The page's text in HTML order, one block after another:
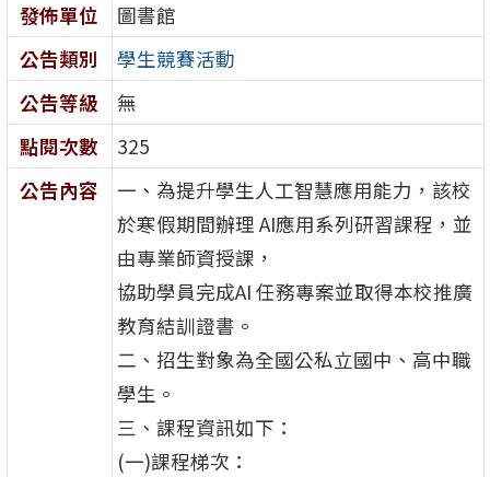
發佈單位
圖書館
公告類別
學生競賽活動
公告等級
無
點閱次數
325
公告內容
一、為提升學生人工智慧應用能力，該校
於寒假期間辦理 AI應用系列研習課程，並
由專業師資授課，
協助學員完成AI 任務專案並取得本校推廣
教育結訓證書。
二、招生對象為全國公私立國中、高中職
學生。
三、課程資訊如下：
(一)課程梯次：